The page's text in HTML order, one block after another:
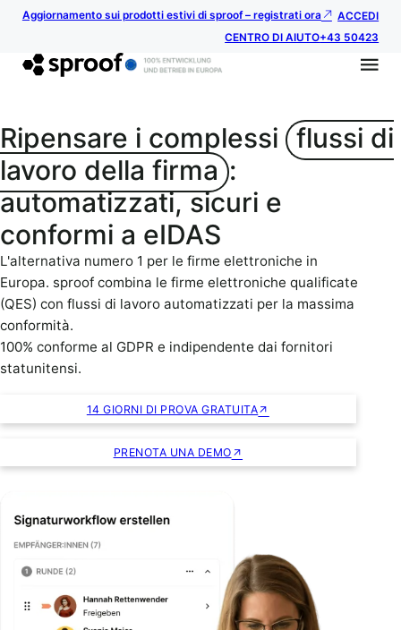
Aggiornamento sui prodotti estivi di sproof – registrati ora
ACCEDI
CENTRO DI AIUTO+43 50423
Ripensare i complessi flussi di
lavoro della firma :
automatizzati, sicuri e
conformi a eIDAS
L'alternativa numero 1 per le firme elettroniche in
Europa. sproof combina le firme elettroniche qualificate
(QES) con flussi di lavoro automatizzati per la massima
conformità.
100% conforme al GDPR e indipendente dai fornitori
statunitensi.
14 GIORNI DI PROVA GRATUITA
PRENOTA UNA DEMO